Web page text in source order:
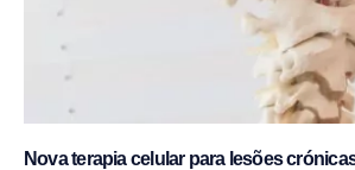
Nova terapia celular para lesões